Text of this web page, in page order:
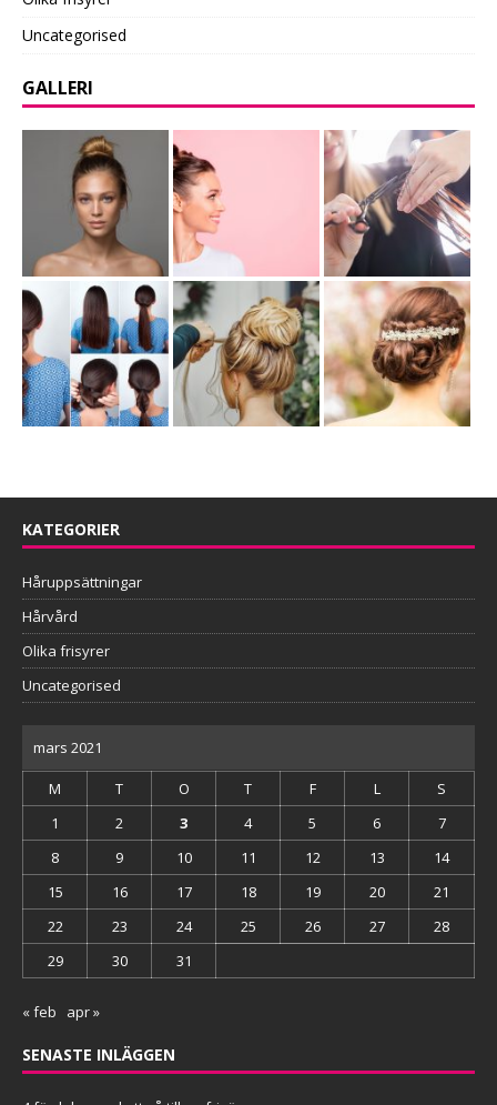
Uncategorised
GALLERI
KATEGORIER
Håruppsättningar
Hårvård
Olika frisyrer
Uncategorised
mars 2021
M T O T F L
S
1
2 3 4 5 6
7
8
9 10 11 12 13
14
15
16 17 18 19 20
21
22
23 24 25 26 27
28
29
30 31
« feb apr »
SENASTE INLÄGGEN